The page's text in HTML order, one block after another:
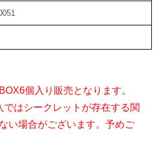
個入り販売となります。
はシークレットが存在する関
い場合がございます。予めご